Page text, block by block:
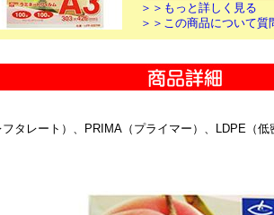
＞＞もっと詳しく見る
＞＞この商品について質
タレート）、PRIMA（プライマー）、LDPE（